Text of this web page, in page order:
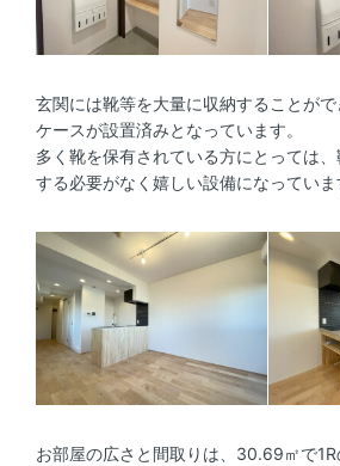
玄関には靴等を大量に収納することが
ケースが設置済みとなっています。
多く靴を保有されている方にとっては
する必要がなく嬉しい設備になっていま
お部屋の広さと間取りは、30.69㎡で1R